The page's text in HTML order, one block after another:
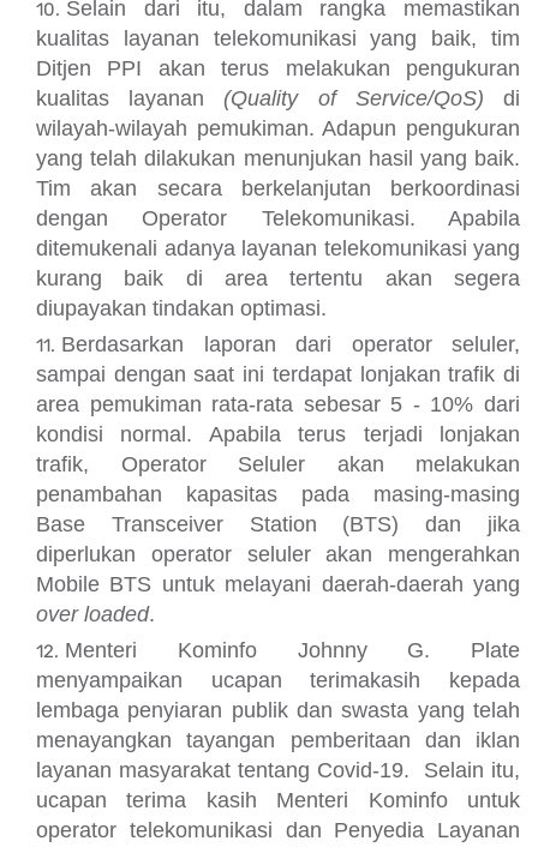
Selain dari itu, dalam rangka memastikan
kualitas layanan telekomunikasi yang baik, tim
Ditjen PPI akan terus melakukan pengukuran
kualitas layanan (Quality of Service/QoS) di
wilayah-wilayah pemukiman. Adapun pengukuran
yang telah dilakukan menunjukan hasil yang baik.
Tim akan secara berkelanjutan berkoordinasi
dengan Operator Telekomunikasi. Apabila
ditemukenali adanya layanan telekomunikasi yang
kurang baik di area tertentu akan segera
diupayakan tindakan optimasi.
Berdasarkan laporan dari operator seluler,
sampai dengan saat ini terdapat lonjakan trafik di
area pemukiman rata-rata sebesar 5 - 10% dari
kondisi normal. Apabila terus terjadi lonjakan
trafik, Operator Seluler akan melakukan
penambahan kapasitas pada masing-masing
Base Transceiver Station (BTS) dan jika
diperlukan operator seluler akan mengerahkan
Mobile BTS untuk melayani daerah-daerah yang
over loaded.
Menteri Kominfo Johnny G. Plate
menyampaikan ucapan terimakasih kepada
lembaga penyiaran publik dan swasta yang telah
menayangkan tayangan pemberitaan dan iklan
layanan masyarakat tentang Covid-19. Selain itu,
ucapan terima kasih Menteri Kominfo untuk
operator telekomunikasi dan Penyedia Layanan